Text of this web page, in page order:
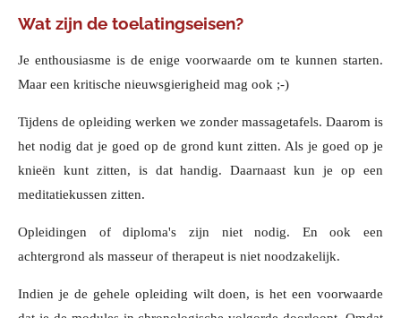
Wat zijn de toelatingseisen?
Je enthousiasme is de enige voorwaarde om te kunnen starten.
Maar een kritische nieuwsgierigheid mag ook ;-)
Tijdens de opleiding werken we zonder massagetafels. Daarom is
het nodig dat je goed op de grond kunt zitten. Als je goed op je
knieën kunt zitten, is dat handig. Daarnaast kun je op een
meditatiekussen zitten.
Opleidingen of diploma's zijn niet nodig. En ook een
achtergrond als masseur of therapeut is niet noodzakelijk.
Indien je de gehele opleiding wilt doen, is het een voorwaarde